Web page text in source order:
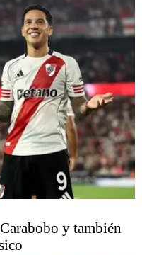
y también